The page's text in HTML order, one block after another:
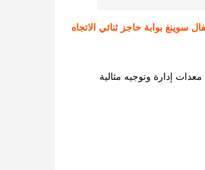
معدات إدارة وتوجيه مثالية